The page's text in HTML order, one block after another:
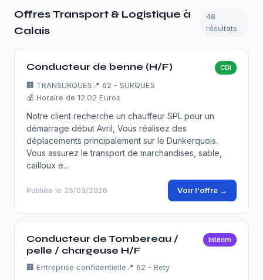
Offres Transport & Logistique à
Calais
48
résultats
Conducteur de benne (H/F) CDI
🏢 TRANSURQUES 📍 62 - SURQUES
💰 Horaire de 12.02 Euros
Notre client recherche un chauffeur SPL pour un
démarrage début Avril, Vous réalisez des
déplacements principalement sur le Dunkerquois.
Vous assurez le transport de marchandises, sable,
cailloux e…
Publiée le 25/03/2026 Voir l'offre →
Conducteur de Tombereau /
pelle / chargeuse H/F
Intérim
🏢 Entreprise confidentielle 📍 62 - Rety